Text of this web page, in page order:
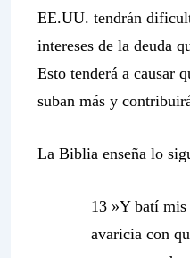
EE.UU. tendrán
intereses de la deuda
Esto tenderá a causar
suban más y
La Biblia enseña lo
13 »Y batí mis
avaricia con